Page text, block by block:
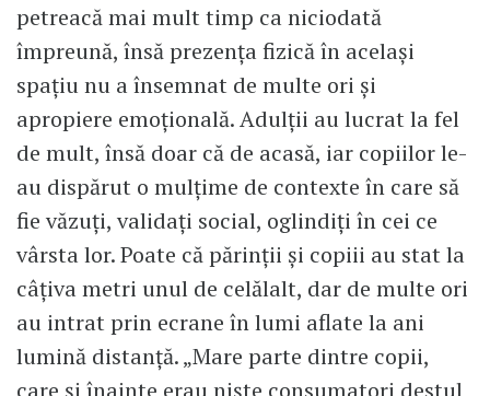
petreacă mai mult timp ca niciodată
împreună, însă prezența fizică în același
spațiu nu a însemnat de multe ori și
apropiere emoțională. Adulții au lucrat la fel
de mult, însă doar că de acasă, iar copiilor le-
au dispărut o mulțime de contexte în care să
fie văzuți, validați social, oglindiți în cei ce
vârsta lor. Poate că părinții și copiii au stat la
câțiva metri unul de celălalt, dar de multe ori
au intrat prin ecrane în lumi aflate la ani
lumină distanță. „Mare parte dintre copii,